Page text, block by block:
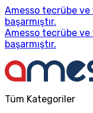
Amesso tecrübe ve
başarmıştır.
Amesso tecrübe ve
başarmıştır.
Tüm Kategoriler